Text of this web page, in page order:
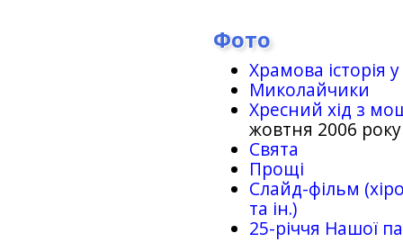
Фото
Храмова історія
Миколайчики
Хресний хід з
жовтня 2006 року
Свята
Прощі
Слайд-фільм
та ін.)
25-рiччя Нашої